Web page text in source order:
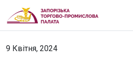
9 Квітня, 2024